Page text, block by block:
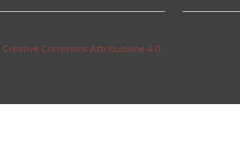
Creative Commons Attribuzione 4.0